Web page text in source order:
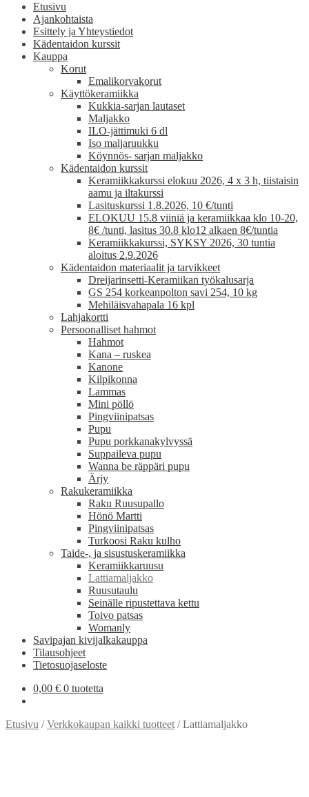
Etusivu
Ajankohtaista
Esittely ja Yhteystiedot
Kädentaidon kurssit
Kauppa
Korut
Emalikorvakorut
Käyttökeramiikka
Kukkia-sarjan lautaset
Maljakko
ILO-jättimuki 6 dl
Iso maljaruukku
Köynnös- sarjan maljakko
Kädentaidon kurssit
Keramiikkakurssi elokuu 2026, 4 x 3 h, tiistaisin
aamu ja iltakurssi
Lasituskurssi 1.8.2026, 10 €/tunti
ELOKUU 15.8 viiniä ja keramiikkaa klo 10-20,
8€ /tunti, lasitus 30.8 klo12 alkaen 8€/tuntia
Keramiikkakurssi, SYKSY 2026, 30 tuntia
aloitus 2.9.2026
Kädentaidon materiaalit ja tarvikkeet
Dreijarinsetti-Keramiikan työkalusarja
GS 254 korkeanpolton savi 254, 10 kg
Mehiläisvahapala 16 kpl
Lahjakortti
Persoonalliset hahmot
Hahmot
Kana – ruskea
Kanone
Kilpikonna
Lammas
Mini pöllö
Pingviinipatsas
Pupu
Pupu porkkanakylvyssä
Suppaileva pupu
Wanna be räppäri pupu
Ärjy
Rakukeramiikka
Raku Ruusupallo
Hönö Martti
Pingviinipatsas
Turkoosi Raku kulho
Taide-, ja sisustuskeramiikka
Keramiikkaruusu
Lattiamaljakko
Ruusutaulu
Seinälle ripustettava kettu
Toivo patsas
Womanly
Savipajan kivijalkakauppa
Tilausohjeet
Tietosuojaseloste
0,00 € 0 tuotetta
Etusivu /Verkkokaupan kaikki tuotteet /Lattiamaljakko